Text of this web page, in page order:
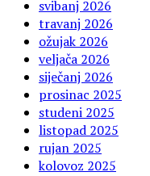
svibanj 2026
travanj 2026
ožujak 2026
veljača 2026
siječanj 2026
prosinac 2025
studeni 2025
listopad 2025
rujan 2025
kolovoz 2025